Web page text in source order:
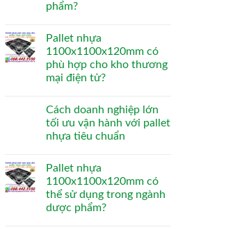
phẩm?
Pallet nhựa
1100x1100x120mm có
phù hợp cho kho thương
mại điện tử?
Cách doanh nghiệp lớn
tối ưu vận hành với pallet
nhựa tiêu chuẩn
Pallet nhựa
1100x1100x120mm có
thể sử dụng trong ngành
dược phẩm?